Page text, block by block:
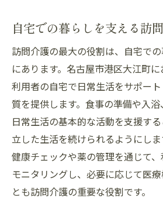
自宅での暮らしを支える訪
訪問介護の最大の役割は、自宅で
にあります。名古屋市港区大江町に
利用者の自宅で日常生活をサポー
質を提供します。食事の準備や入浴
日常生活の基本的な活動を支援す
立した生活を続けられるようにし
健康チェックや薬の管理を通じて
モニタリングし、必要に応じて医
とも訪問介護の重要な役割です。